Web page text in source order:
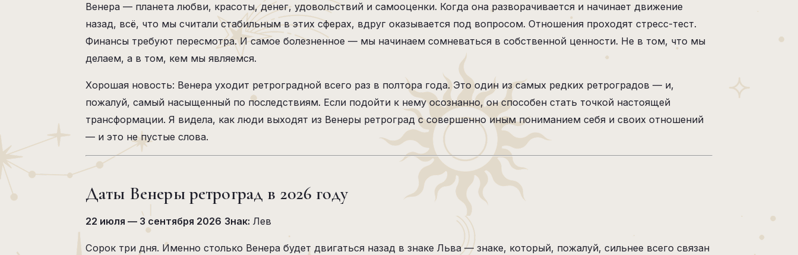
Венера — планета любви, красоты, денег, удовольствий и самооценки. Когда она разворачивается и начинает движение
назад, всё, что мы считали стабильным в этих сферах, вдруг оказывается под вопросом. Отношения проходят стресс-тест.
Финансы требуют пересмотра. И самое болезненное — мы начинаем сомневаться в собственной ценности. Не в том, что мы
делаем, а в том, кем мы являемся.
Хорошая новость: Венера уходит ретроградной всего раз в полтора года. Это один из самых редких ретроградов — и,
пожалуй, самый насыщенный по последствиям. Если подойти к нему осознанно, он способен стать точкой настоящей
трансформации. Я видела, как люди выходят из Венеры ретроград с совершенно иным пониманием себя и своих отношений
— и это не пустые слова.
Даты Венеры ретроград в 2026 году
22 июля — 3 сентября 2026 Знак: Лев
Сорок три дня. Именно столько Венера будет двигаться назад в знаке Льва — знаке, который, пожалуй, сильнее всего связан